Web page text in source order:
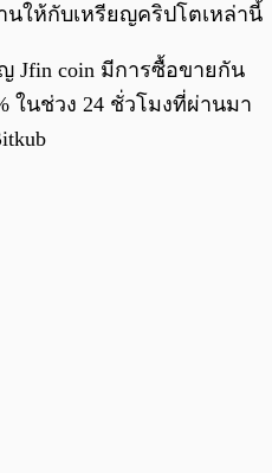
ให้กับเหรียญคริปโตเหล่านี้
Jfin coin มีการซื้อขายกัน
ในช่วง 24 ชั่วโมงที่ผ่านมา